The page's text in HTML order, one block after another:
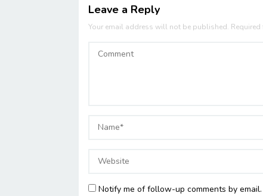
Leave a Reply
Your email address will not be published.
Notify me of follow-up comments by email.